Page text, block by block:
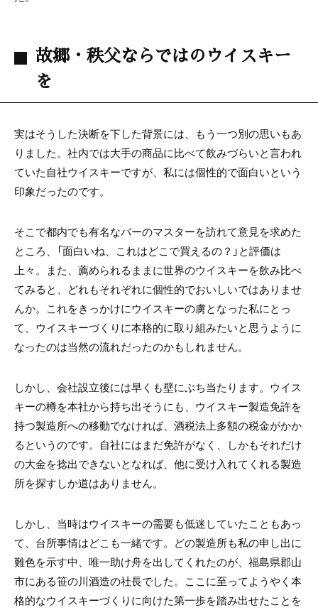
故郷・秩父ならではのウイスキー
を
実はそうした決断を下した背景には、もう一つ別の思いもあ
りました。社内では大手の商品に比べて飲みづらいと言われ
ていた自社ウイスキーですが、私には個性的で面白いという
印象だったのです。
そこで都内でも有名なバーのマスターを訪れて意見を求めた
ところ、「面白いね、これはどこで買えるの？」と評価は
上々。また、薦められるままに世界のウイスキーを飲み比べ
てみると、どれもそれぞれに個性的でおいしいではありませ
んか。これをきっかけにウイスキーの虜となった私にとっ
て、ウイスキーづくりに本格的に取り組みたいと思うように
なったのは当然の流れだったのかもしれません。
しかし、会社設立後には早くも壁にぶち当たります。ウイス
キーの樽を本社から持ち出そうにも、ウイスキー製造免許を
持つ製造所への移動でなければ、酒税法上多額の税金がかか
るというのです。自社にはまだ免許がなく、しかもそれだけ
の大金を捻出できないとなれば、他に受け入れてくれる製造
所を探すしか道はありません。
しかし、当時はウイスキーの需要も低迷していたこともあっ
て、台所事情はどこも一緒です。どの製造所も私の申し出に
難色を示す中、唯一助け舟を出してくれたのが、福島県郡山
市にある笹の川酒造の社長でした。ここに至ってようやく本
格的なウイスキーづくりに向けた第一歩を踏み出せたことを